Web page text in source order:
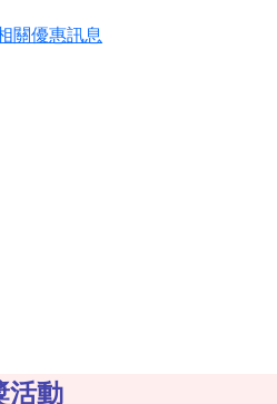
關優惠訊息
活動